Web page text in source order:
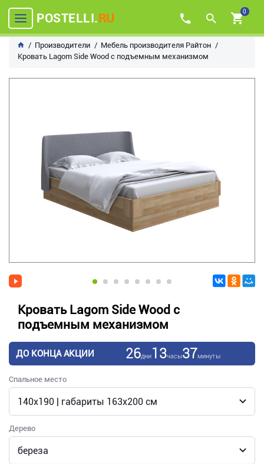
POSTELLI.RU 0
Производители
Мебель производителя Райтон
Кровать Lagom Side Wood с подъемным механизмом
Кровать Lagom Side Wood с
подъемным механизмом
ДО КОНЦА АКЦИИ 26дни13часы37минуты
Спальное место
Дерево